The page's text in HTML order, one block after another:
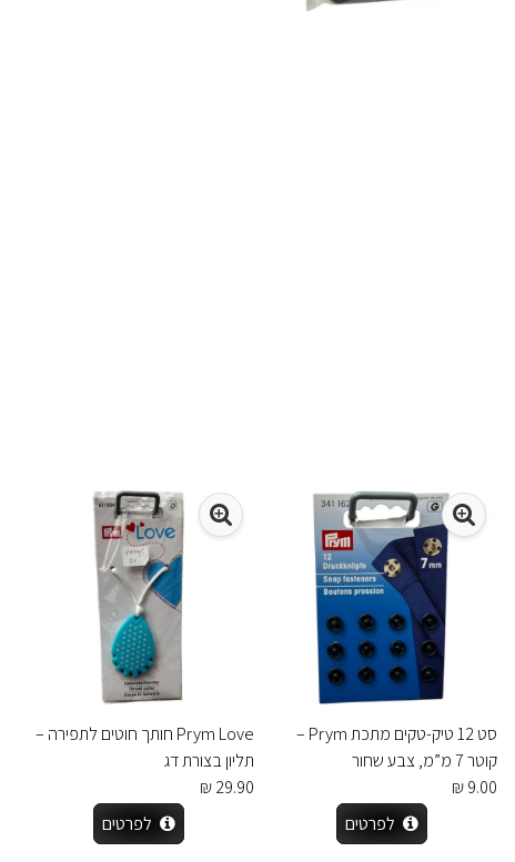
סט 12 טיק-טקים מתכת Prym –
קוטר 7 מ”מ, צבע שחור
9.00 ₪
לפרטים
Prym Love חותך חוטים לתפירה –
תליון בצורת דג
29.90 ₪
לפרטים